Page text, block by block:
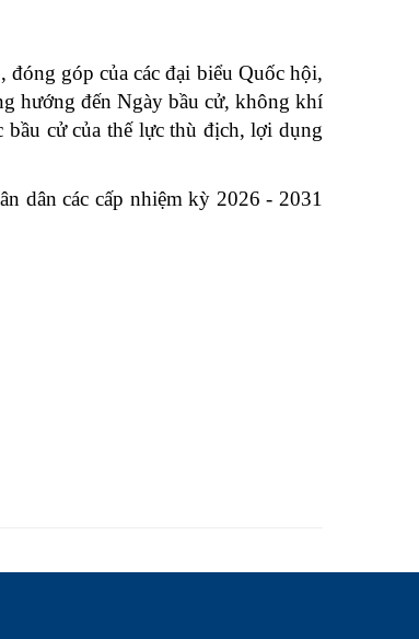
góp của các đại biểu Quốc hội,
hướng đến Ngày bầu cử, không khí
bầu cử của thế lực thù địch, lợi dụng
dân các cấp nhiệm kỳ 2026 - 2031